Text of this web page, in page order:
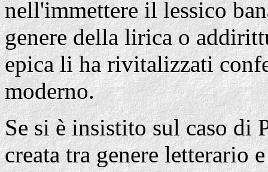
nell'immettere il lessico
genere della lirica o
epica li ha rivitalizzati
moderno.
Se si è insistito sul caso di
creata tra genere letterario